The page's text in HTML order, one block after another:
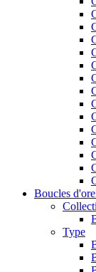
Boucles
Type